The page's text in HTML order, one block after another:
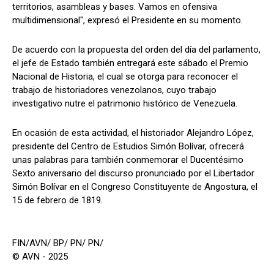
territorios, asambleas y bases. Vamos en ofensiva
multidimensional", expresó el Presidente en su momento.
De acuerdo con la propuesta del orden del día del parlamento,
el jefe de Estado también entregará este sábado el Premio
Nacional de Historia, el cual se otorga para reconocer el
trabajo de historiadores venezolanos, cuyo trabajo
investigativo nutre el patrimonio histórico de Venezuela.
En ocasión de esta actividad, el historiador Alejandro López,
presidente del Centro de Estudios Simón Bolívar, ofrecerá
unas palabras para también conmemorar el Ducentésimo
Sexto aniversario del discurso pronunciado por el Libertador
Simón Bolívar en el Congreso Constituyente de Angostura, el
15 de febrero de 1819.
FIN/AVN/ BP/ PN/ PN/
© AVN - 2025